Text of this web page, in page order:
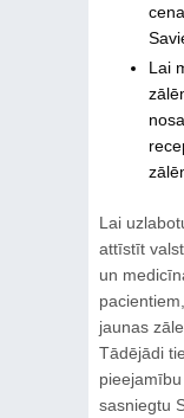
Lai
Lai
attīstīt
un
jaunas
Tādējādi
sasniegtu